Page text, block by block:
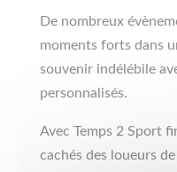
De nombreux
moments forts dans
souvenir indélébile
personnalisés.
Avec Temps 2 Sport
cachés des loueurs